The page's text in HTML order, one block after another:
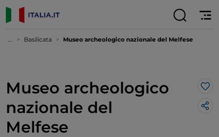
... Basilicata Museo archeologico nazionale del Melfese
Museo archeologico
nazionale del
Melfese